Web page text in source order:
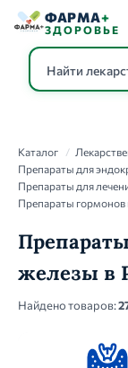
ФАРМА+
ЗДОРОВЬЕ
Каталог /
Препараты для
Препараты для
Препараты
железы в
Найдено товаров: